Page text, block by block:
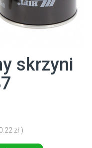
skrzyni
zł )